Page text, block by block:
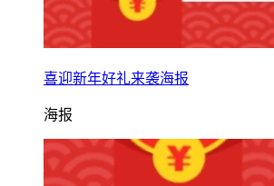
喜迎新年好礼来袭海报
海报